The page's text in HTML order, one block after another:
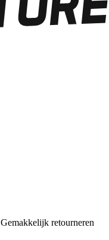
Gemakkelijk retourneren